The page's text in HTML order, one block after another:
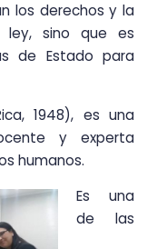
los derechos y la
sino que es
de Estado para
1948), es una
y experta
humanos.
Es una
de las